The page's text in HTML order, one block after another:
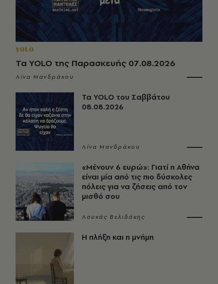
YOLO
Τα YOLO της Παρασκευής 07.08.2026
Λίνα Μανδράκου
Τα YOLO του Σαββάτου
08.08.2026
Λίνα Μανδράκου
«Μένουν 6 ευρώ»: Γιατί η Αθήνα
είναι μία από τις πιο δύσκολες
πόλεις για να ζήσεις από τον
μισθό σου
Λουκάς Βελιδάκης
Η πλήξη και η μνήμη